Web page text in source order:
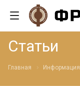
Статьи
Главная Информация